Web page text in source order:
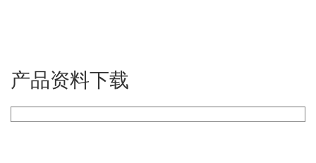
产品资料下载